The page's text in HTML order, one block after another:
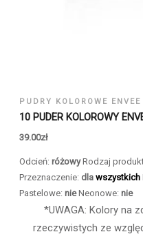
PUDRY KOLOROWE ENVEE
10 PUDER KOLOROWY
39.00zł
Odcień: różowyRodzaj
Przeznaczenie: dla wszystkich
Pastelowe: nieNeonowe: nie
*UWAGA: Kolory na
rzeczywistych ze